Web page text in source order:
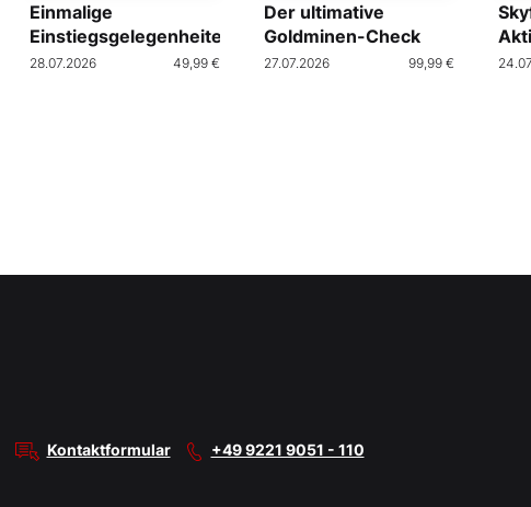
Einmalige
Einstiegsgelegenheiten
28.07.2026 49,99 €
Der ultimative
Goldminen-Check
27.07.2026 99,99 €
Kontaktformular +49 9221 9051 - 110